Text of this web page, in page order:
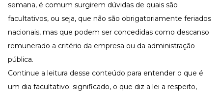
Todos os Materiais Gratuitos
Confira nossos materiais
Aprofunde seu conhecimento
Ferramentas e Templates
semana, é comum surgirem dúvidas de quais são
facultativos, ou seja, que não são obrigatoriamente feriados
nacionais, mas que podem ser concedidas como descanso
remunerado a critério da empresa ou da administração
pública.
Continue a leitura desse conteúdo para entender o que é
um dia facultativo: significado, o que diz a lei a respeito,